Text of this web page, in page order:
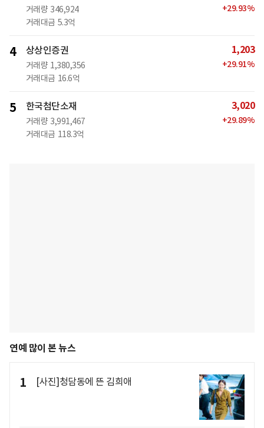
거래량 346,924
거래대금 5.3억
+29.93%
4 상상인증권
거래량 1,380,356
거래대금 16.6억
1,203
+29.91%
5 한국첨단소재
거래량 3,991,467
거래대금 118.3억
3,020
+29.89%
연예 많이 본 뉴스
1 [사진]청담동에 뜬 김희애